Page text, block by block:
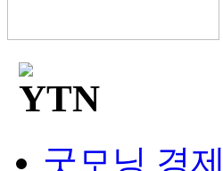
굿모닝 경